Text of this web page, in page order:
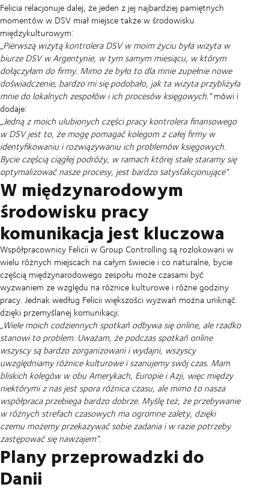
Felicia relacjonuje dalej, że jeden z jej najbardziej pamiętnych
momentów w DSV miał miejsce także w środowisku
międzykulturowym:
„Pierwszą wizytą kontrolera DSV w moim życiu była wizyta w
biurze DSV w Argentynie, w tym samym miesiącu, w którym
dołączyłam do firmy. Mimo że było to dla mnie zupełnie nowe
doświadczenie, bardzo mi się podobało, jak ta wizyta przybliżyła
mnie do lokalnych zespołów i ich procesów księgowych.”mówi i
dodaje:
„Jedną z moich ulubionych części pracy kontrolera finansowego
w DSV jest to, że mogę pomagać kolegom z całej firmy w
identyfikowaniu i rozwiązywaniu ich problemów księgowych.
Bycie częścią ciągłej podróży, w ramach której stale staramy się
optymalizować nasze procesy, jest bardzo satysfakcjonujące”.
W międzynarodowym
środowisku pracy
komunikacja jest kluczowa
Współpracownicy Felicii w Group Controlling są rozlokowani w
wielu różnych miejscach na całym świecie i co naturalne, bycie
częścią międzynarodowego zespołu może czasami być
wyzwaniem ze względu na różnice kulturowe i różne godziny
pracy. Jednak według Felicii większości wyzwań można uniknąć
dzięki przemyślanej komunikacji:
„Wiele moich codziennych spotkań odbywa się online, ale rzadko
stanowi to problem. Uważam, że podczas spotkań online
wszyscy są bardzo zorganizowani i wydajni, wszyscy
uwzględniamy różnice kulturowe i szanujemy swój czas. Mam
bliskich kolegów w obu Amerykach, Europie i Azji, więc między
niektórymi z nas jest spora różnica czasu, ale mimo to nasza
współpraca przebiega bardzo dobrze. Myślę też, że przebywanie
w różnych strefach czasowych ma ogromne zalety, dzięki
czemu możemy przekazywać sobie zadania i w razie potrzeby
zastępować się nawzajem”.
Plany przeprowadzki do
Danii